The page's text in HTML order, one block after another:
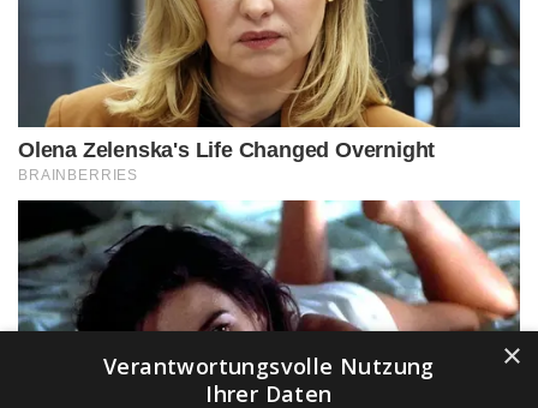
×
Verantwortungsvolle Nutzung
Ihrer Daten